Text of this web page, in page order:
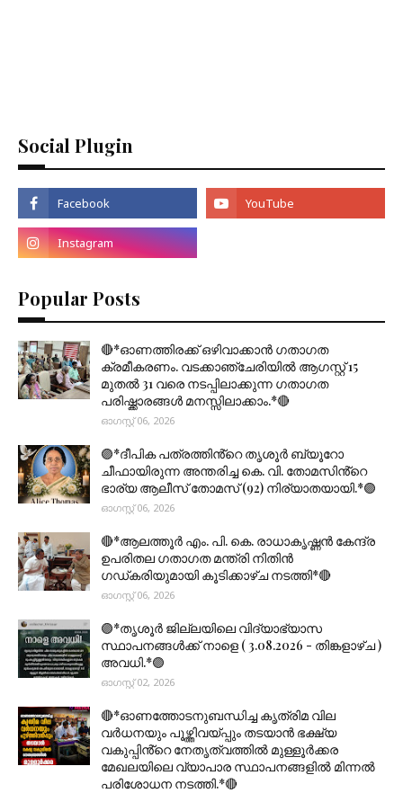
Social Plugin
Popular Posts
🔴*ഓണത്തിരക്ക് ഒഴിവാക്കാൻ ഗതാഗത
ക്രമീകരണം. വടക്കാഞ്ചേരിയിൽ ആഗസ്റ്റ് 15
മുതല്‍ 31 വരെ നടപ്പിലാക്കുന്ന ഗതാഗത
പരിഷ്ക്കാരങ്ങൾ മനസ്സിലാക്കാം.*🔴
ഓഗസ്റ്റ് 06, 2026
🟣*ദീപിക പത്രത്തിൻ്റെ തൃശൂർ ബ്യൂറോ
ചീഫായിരുന്ന അന്തരിച്ച കെ. വി. തോമസിൻ്റെ
ഭാര്യ ആലീസ് തോമസ് (92) നിര്യാതയായി.*🟣
ഓഗസ്റ്റ് 06, 2026
🔴*ആലത്തൂർ എം. പി. കെ. രാധാകൃഷ്ണൻ കേന്ദ്ര
ഉപരിതല ഗതാഗത മന്ത്രി നിതിൻ
ഗഡ്കരിയുമായി കൂടിക്കാഴ്ച നടത്തി*🔴
ഓഗസ്റ്റ് 06, 2026
🟣*തൃശൂര്‍ ജില്ലയിലെ വിദ്യാഭ്യാസ
സ്ഥാപനങ്ങൾക്ക് നാളെ ( 3.08.2026 - തിങ്കളാഴ്ച )
അവധി.*🟣
ഓഗസ്റ്റ് 02, 2026
🔴*ഓണത്തോടനുബന്ധിച്ച കൃത്രിമ വില
വർധനയും പൂഴ്ത്തിവയ്പ്പും തടയാൻ ഭക്ഷ്യ
വകുപ്പിൻ്റെ നേതൃത്വത്തിൽ മുള്ളൂർക്കര
മേഖലയിലെ വ്യാപാര സ്ഥാപനങ്ങളിൽ മിന്നൽ
പരിശോധന നടത്തി.*🔴